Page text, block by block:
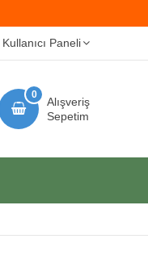
Kullanıcı Paneli
Alışveriş
Sepetim
0